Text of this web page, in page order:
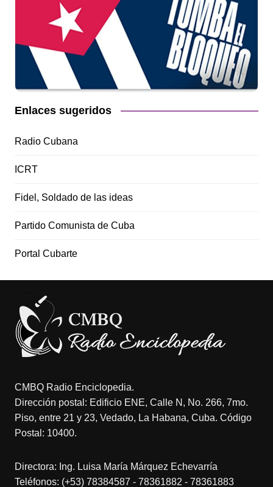
Enlaces sugeridos
Radio Cubana
ICRT
Fidel, Soldado de las ideas
Partido Comunista de Cuba
Portal Cubarte
CMBQ Radio Enciclopedia.
Dirección postal: Edificio ENE, Calle N, No. 266, 7mo.
Piso, entre 21 y 23, Vedado, La Habana, Cuba. Código
Postal: 10400.
Directora: Ing. Luisa María Márquez Echevarría
Teléfonos: (+53) 78384587 - 78361882 - 78361883